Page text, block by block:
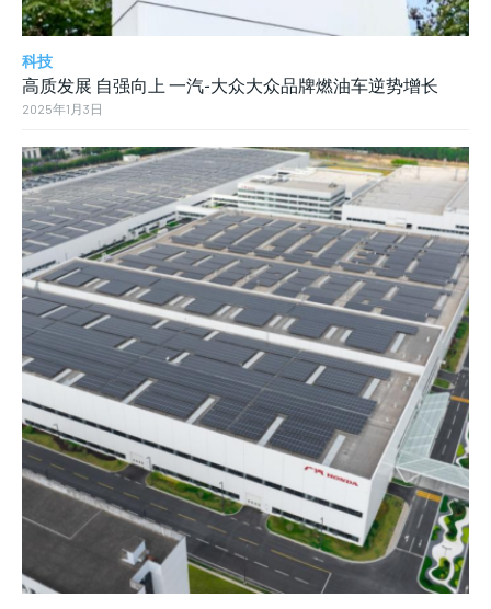
科技
高质发展 自强向上 一汽-大众大众品牌燃油车逆势增长
2025年1月3日